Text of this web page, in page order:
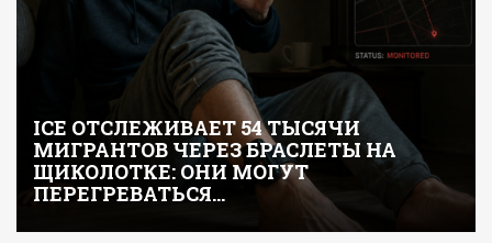
ICE ОТСЛЕЖИВАЕТ 54 ТЫСЯЧИ
МИГРАНТОВ ЧЕРЕЗ БРАСЛЕТЫ НА
ЩИКОЛОТКЕ: ОНИ МОГУТ
ПЕРЕГРЕВАТЬСЯ…